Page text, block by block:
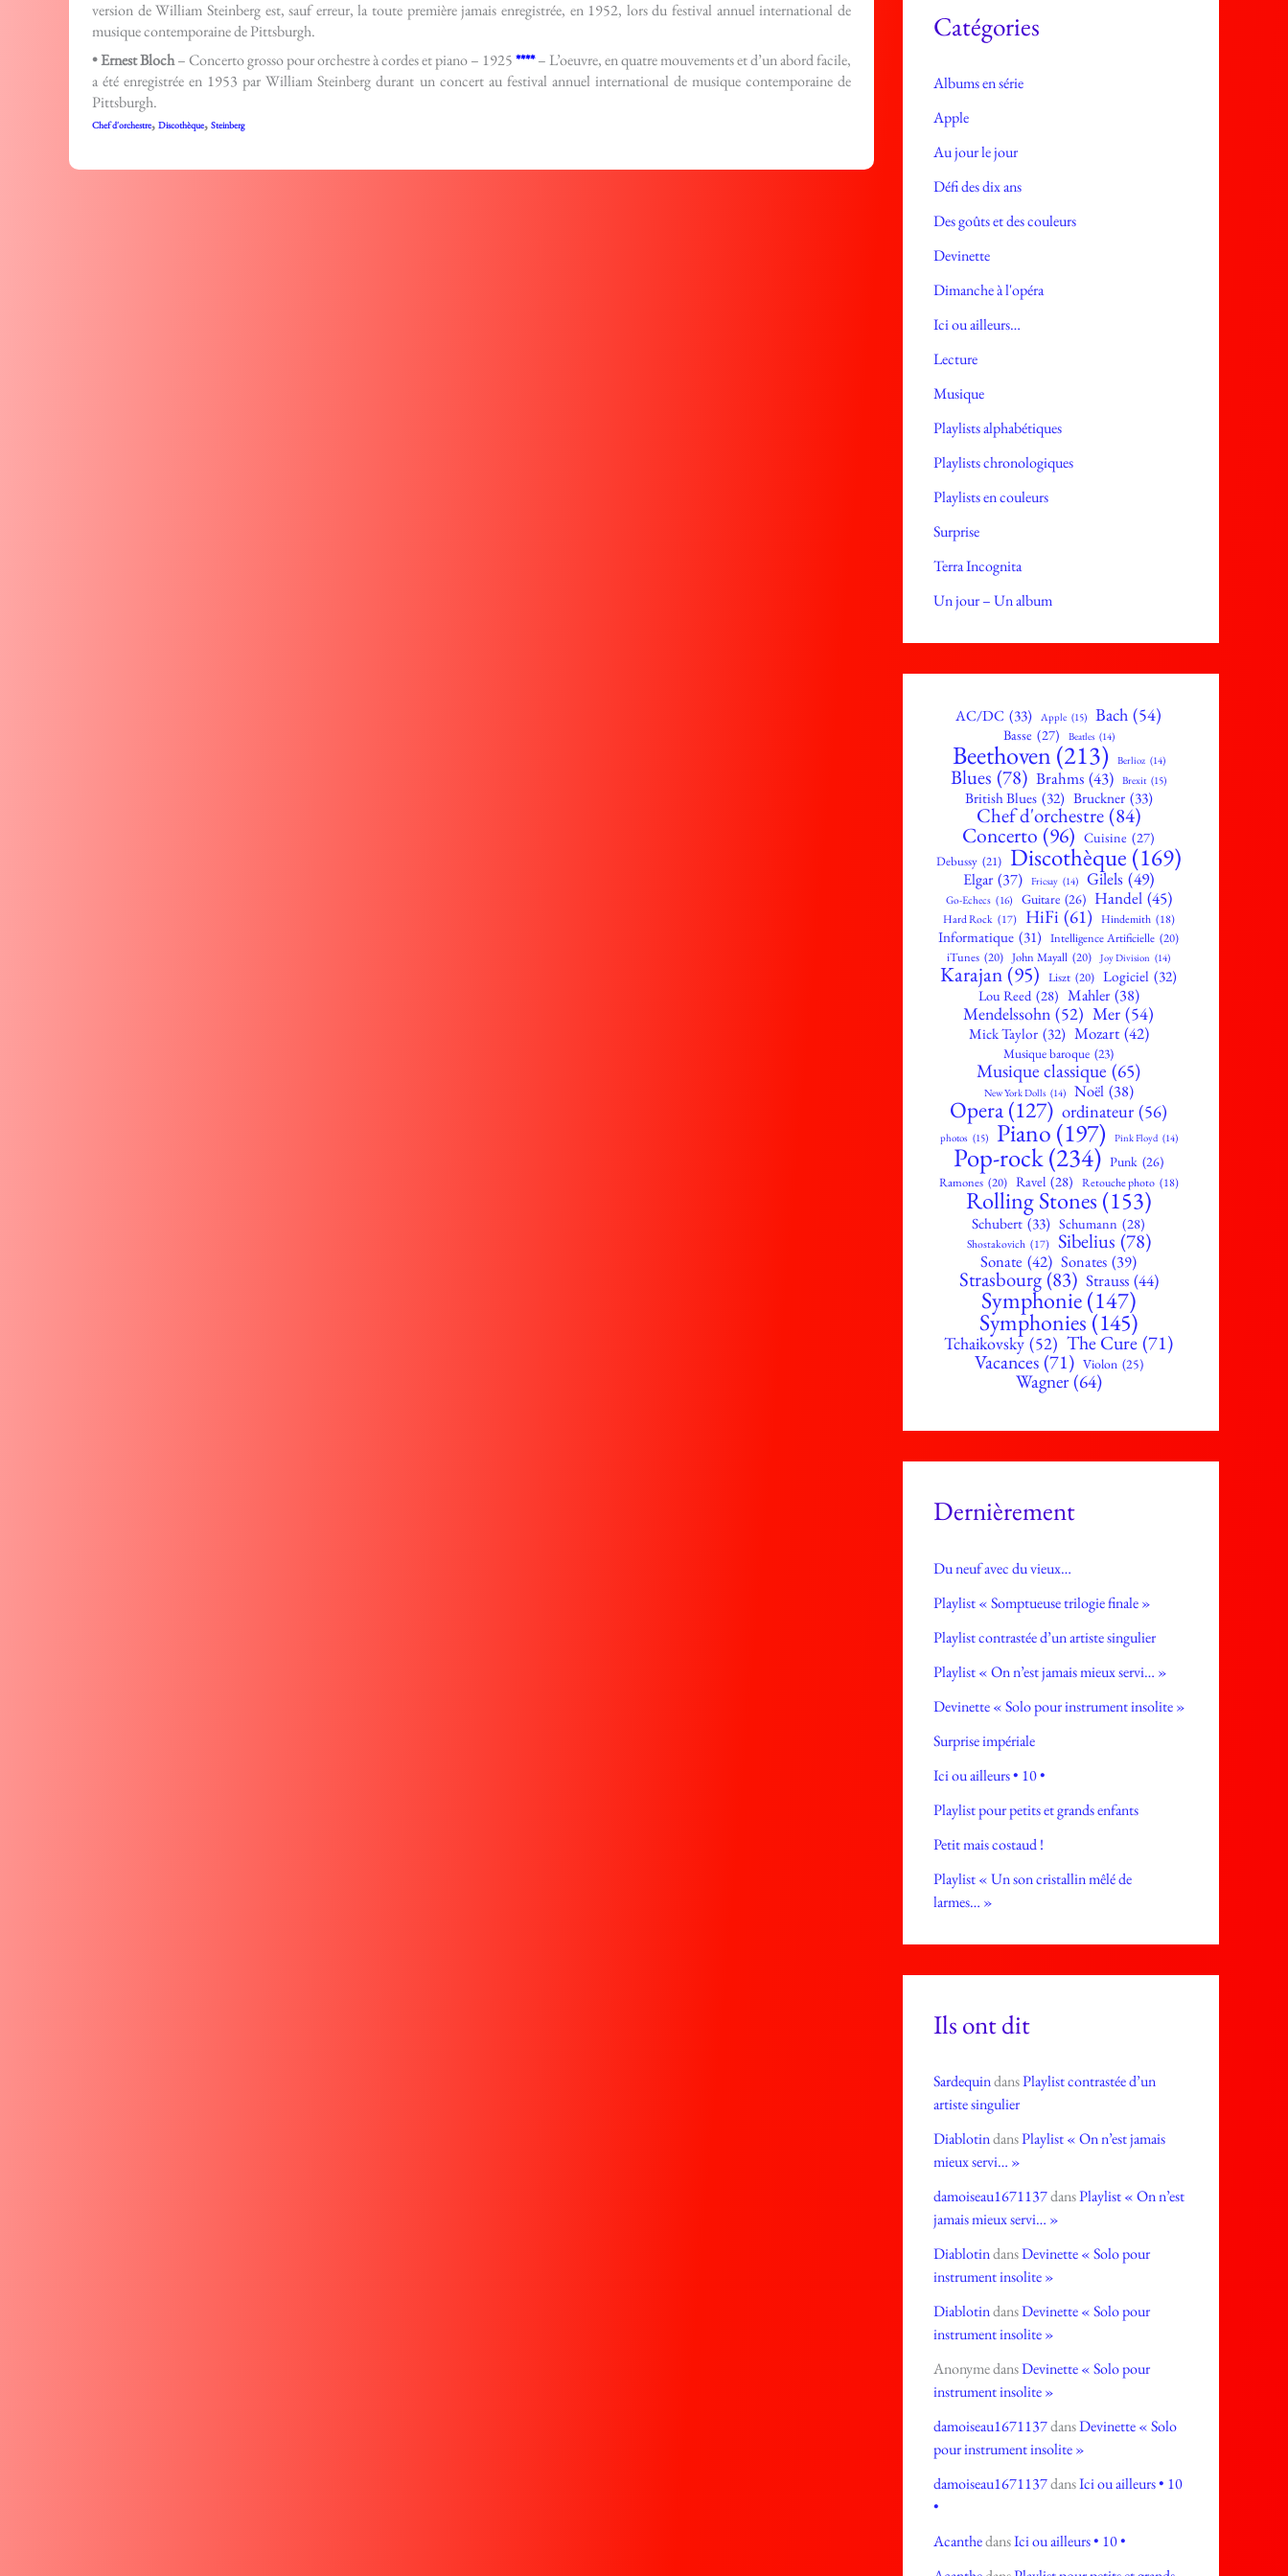
version de William Steinberg est, sauf erreur, la toute première jamais enregistrée, en 1952, lors du festival annuel international de
musique contemporaine de Pittsburgh.
• Ernest Bloch– Concerto grosso pour orchestre à cordes et piano – 1925****– L’oeuvre, en quatre mouvements et d’un abord facile,
a été enregistrée en 1953 par William Steinberg durant un concert au festival annuel international de musique contemporaine de
Pittsburgh.
Chef d'orchestre, Discothèque, Steinberg
sCatégories
Albums en série
Apple
Au jour le jour
Défi des dix ans
Des goûts et des couleurs
Devinette
Dimanche à l'opéra
Ici ou ailleurs…
Lecture
Musique
Playlists alphabétiques
Playlists chronologiques
Playlists en couleurs
Surprise
Terra Incognita
Un jour – Un album
AC/DC (33) Apple (15) Bach (54)
Basse (27) Beatles (14)
Beethoven (213) Berlioz (14)
Blues (78) Brahms (43) Brexit (15)
British Blues (32) Bruckner (33)
Chef d'orchestre (84)
Concerto (96) Cuisine (27)
Debussy (21) Discothèque (169)
Elgar (37) Fricsay (14) Gilels (49)
Go-Echecs (16) Guitare (26) Handel (45)
Hard Rock (17) HiFi (61) Hindemith (18)
Informatique (31) Intelligence Artificielle (20)
iTunes (20) John Mayall (20) Joy Division (14)
Karajan(95) Liszt (20) Logiciel (32)
Lou Reed (28) Mahler (38)
Mendelssohn (52) Mer (54)
Mick Taylor (32) Mozart (42)
Musique baroque (23)
Musique classique (65)
New York Dolls (14) Noël (38)
Opera (127) ordinateur (56)
photos (15) Piano (197) Pink Floyd (14)
Pop-rock(234) Punk (26)
Ramones (20) Ravel (28) Retouche photo (18)
Rolling Stones (153)
Schubert (33) Schumann (28)
Shostakovich (17) Sibelius (78)
Sonate (42) Sonates (39)
Strasbourg (83) Strauss (44)
Symphonie (147)
Symphonies(145)
Tchaikovsky (52) The Cure(71)
Vacances (71) Violon (25)
Wagner (64)
Dernièrement
Du neuf avec du vieux…
Playlist « Somptueuse trilogie finale »
Playlist contrastée d’un artiste singulier
Playlist « On n’est jamais mieux servi… »
Devinette « Solo pour instrument insolite »
Surprise impériale
Ici ou ailleurs • 10 •
Playlist pour petits et grands enfants
Petit mais costaud !
Playlist « Un son cristallin mêlé de
larmes… »
Ils ont dit
SardequindansPlaylist contrastée d’un
artiste singulier
DiablotindansPlaylist « On n’est jamais
mieux servi… »
damoiseau1671137dansPlaylist « On n’est
jamais mieux servi… »
DiablotindansDevinette « Solo pour
instrument insolite »
DiablotindansDevinette « Solo pour
instrument insolite »
AnonymedansDevinette « Solo pour
instrument insolite »
damoiseau1671137dansDevinette « Solo
pour instrument insolite »
damoiseau1671137dansIci ou ailleurs • 10
•
AcanthedansIci ou ailleurs • 10 •